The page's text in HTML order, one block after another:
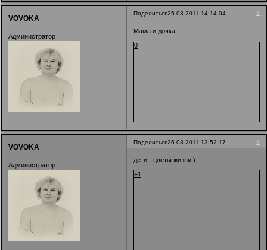
Поделиться 3
25.03.2011 14:14:04
VOVOKA
Администратор
Мама и дочка
0
Поделиться 4
26.03.2011 13:52:17
VOVOKA
Администратор
дети - цветы жизни )
+1